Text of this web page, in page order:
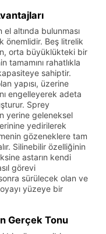
altında bulunması
önemlidir. Beş litrelik
orta büyüklükteki bir
tamamını rahatlıkla
sahiptir.
yapısı, üzerine
engelleyerek adeta
Sprey
yerine geleneksel
yedirilerek
gözeneklere tam
Silinebilir özelliğinin
astarın kendi
görevi
sürülecek olan ve
yüzeye bir
Gerçek Tonu